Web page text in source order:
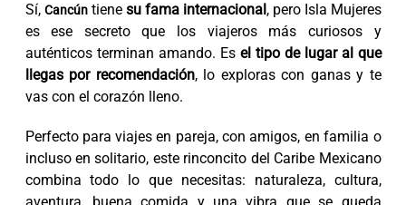
Sí, Cancúntiene su fama internacional , pero Isla Mujeres
es ese secreto que los viajeros más curiosos y
auténticos terminan amando. Es el tipo de lugar al que
llegas por recomendación, lo exploras con ganas y te
vas con el corazón lleno.
Perfecto para viajes en pareja, con amigos, en familia o
incluso en solitario, este rinconcito del Caribe Mexicano
combina todo lo que necesitas: naturaleza, cultura,